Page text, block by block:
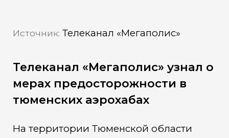
Источник: Телеканал «Мегаполис»
Телеканал «Мегаполис» узнал о
мерах предосторожности в
тюменских аэрохабах
На территории Тюменской области